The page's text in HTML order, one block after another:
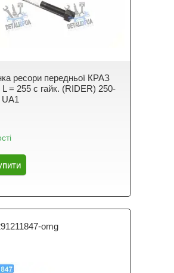
ресори передньої КРАЗ
= 255 с гайк. (RIDER) 250-
UA1
omg